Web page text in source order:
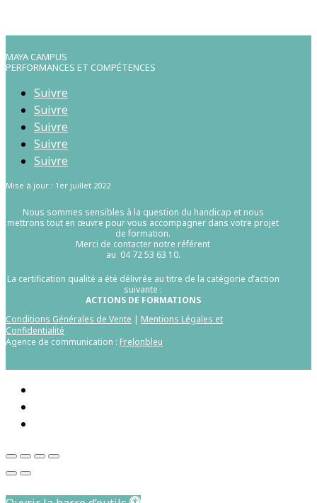
MAYA CAMPUS
PERFORMANCES ET COMPÉTENCES
Suivre
Suivre
Suivre
Suivre
Suivre
Mise à jour : 1er juillet 2022
Nous sommes sensibles à la question du handicap et nous
mettrons tout en œuvre pour vous accompagner dans votre projet
de formation.
Merci de contacter notre référent
au 04 72 53 63 10.
La certification qualité a été délivrée au titre de la catégorie d’action
suivante :
ACTIONS DE FORMATIONS
Conditions Générales de Vente | Mentions Légales et
Confidentialité
Agence de communication : Frelonbleu